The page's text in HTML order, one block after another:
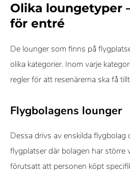
Olika loungetyper
för entré
De lounger som finns på
olika kategorier. Inom varje
regler för att resenärerna ska få
Flygbolagens lounger
Dessa drivs av enskilda
flygplatser där bolagen har större
förutsatt att personen köpt